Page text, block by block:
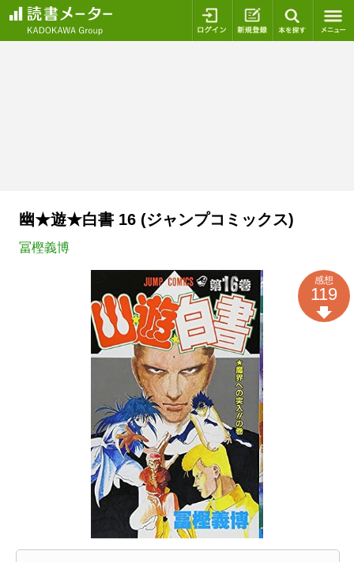
ログイン 新規登録
幽★遊★白書 16 (ジャンプコミックス)
冨樫義博
感想
119